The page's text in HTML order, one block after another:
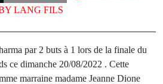
LANG FILS
par 2 buts à 1 lors de la finale du
ce dimanche 20/08/2022 . Cette
marraine madame Jeanne Dione